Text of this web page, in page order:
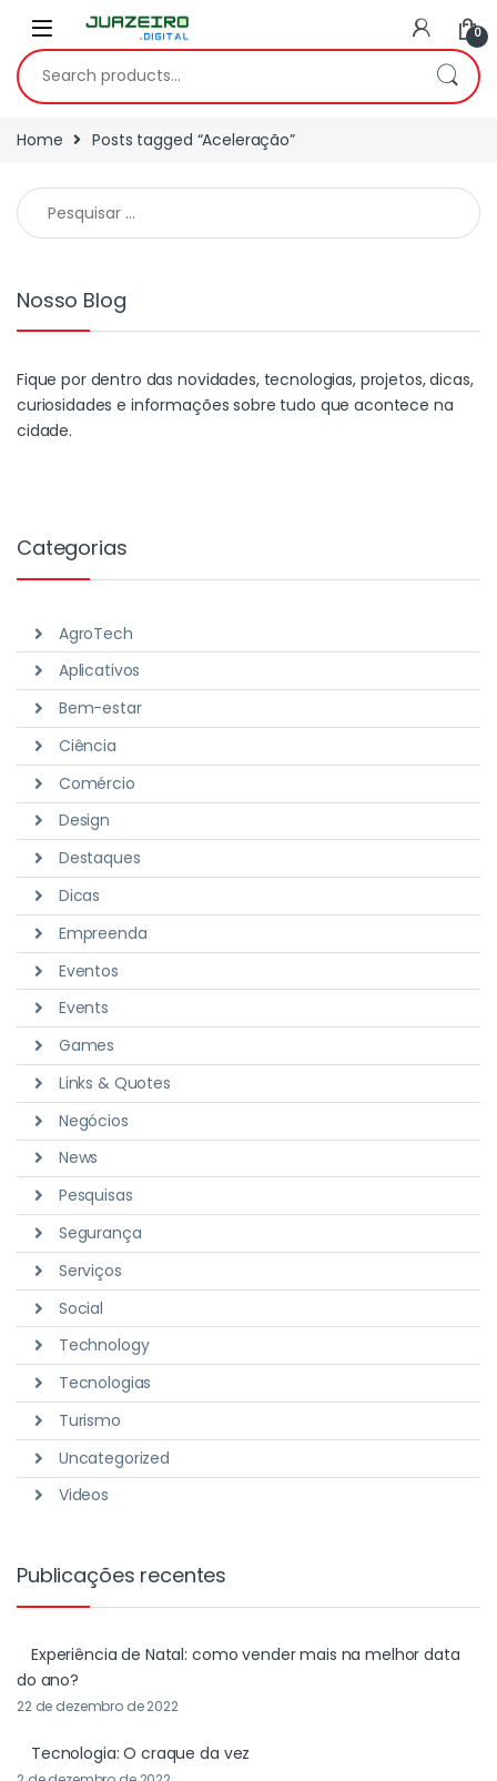
0
Home Posts tagged “Aceleração”
Nosso Blog
Fique por dentro das novidades, tecnologias, projetos, dicas,
curiosidades e informações sobre tudo que acontece na
cidade.
Categorias
AgroTech
Aplicativos
Bem-estar
Ciência
Comércio
Design
Destaques
Dicas
Empreenda
Eventos
Events
Games
Links & Quotes
Negócios
News
Pesquisas
Segurança
Serviços
Social
Technology
Tecnologias
Turismo
Uncategorized
Videos
Publicações recentes
Experiência de Natal: como vender mais na melhor data
do ano?
22 de dezembro de 2022
Tecnologia: O craque da vez